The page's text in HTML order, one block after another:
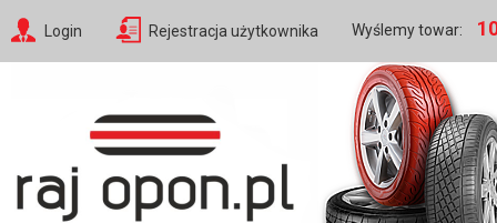
Login Rejestracja użytkownika Wyślemy towar: